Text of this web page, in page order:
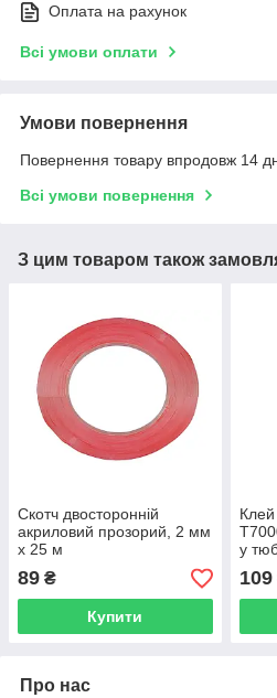
Оплата на рахунок
Всі умови оплати
Умови повернення
Повернення товару впродовж 14
Всі умови повернення
З цим товаром також
Скотч двосторонній
акриловий прозорий, 2 мм
x 25 м
89 ₴
Купити
Клей
у
109
Про нас